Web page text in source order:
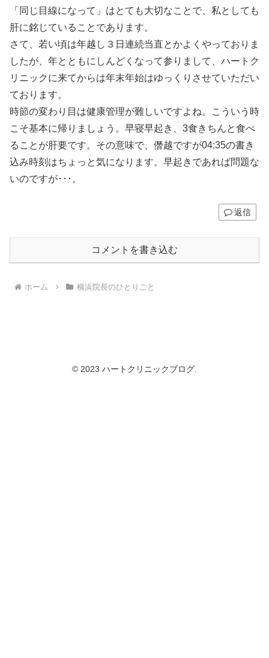
「同じ目線になって」はとても大切なことで、私としても
肝に銘じていることであります。
さて、若い頃は年越し３日連続当直とかよくやっておりま
したが、年とともにしんどくなって参りまして、ハートク
リニックに来てからは年末年始はゆっくりさせていただい
ております。
時節の変わり目は健康管理が難しいですよね。こういう時
こそ基本に帰りましょう。早寝早起き、3食きちんと食べ
ることが肝要です。その意味で、僭越ですが04:35の書き
込み時刻はちょっと気になります。早起きであれば問題な
いのですが･･･。
返信
コメントを書き込む
ホーム 横浜院長のひとりごと
© 2023 ハートクリニックブログ.